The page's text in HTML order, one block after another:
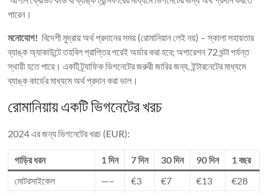
পারেন।
মনোযোগ! বিদেশী মুদ্রায় অর্থ প্রদানের সময় (রোমানিয়ান লেই নয়) – স্কালা সহায়তার
ব্যাঙ্ক অ্যাকাউন্টে তহবিল প্রাপ্তির পরেই অর্ডার করা হবে; অপারেশন 72 ঘন্টা পর্যন্ত
স্থায়ী হতে পারে। একটি ট্র্যাফিক ভিগনেটের জরুরী জারির জন্য, ইন্টারনেটের মাধ্যমে
ব্যাঙ্ক কার্ডের মাধ্যমে অর্থ প্রদান করা ভাল।
রোমানিয়ায় একটি ভিগনেটের খরচ
2024 এর জন্য ভিগনেটের খরচ (EUR):
গাড়ির ধরন 1 দিন 7 দিন 30 দিন 90 দিন
1 বছর
মোটরসাইকেল
—– €3 €7 €13
€28